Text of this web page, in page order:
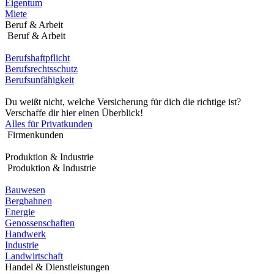
Eigentum
Miete
Beruf & Arbeit
Beruf & Arbeit
Berufshaftpflicht
Berufsrechtsschutz
Berufsunfähigkeit
Du weißt nicht, welche Versicherung für dich die richtige ist?
Verschaffe dir hier einen Überblick!
Alles für Privatkunden
Firmenkunden
Produktion & Industrie
Produktion & Industrie
Bauwesen
Bergbahnen
Energie
Genossenschaften
Handwerk
Industrie
Landwirtschaft
Handel & Dienstleistungen